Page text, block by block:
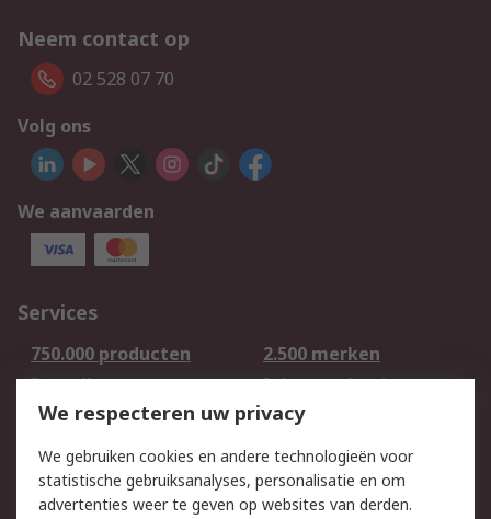
Neem contact op
02 528 07 70
Volg ons
We aanvaarden
Services
750.000 producten
2.500 merken
Bestellen
Inkoopoplossingen
Retouren
Technisch advies
Track & Trace
Wettelijk
We respecteren uw privacy
We gebruiken cookies en andere technologieën voor
statistische gebruiksanalyses, personalisatie en om
advertenties weer te geven op websites van derden.